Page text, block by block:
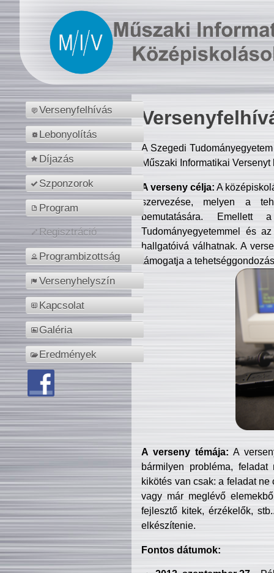
Versenyfelhívás
Lebonyolítás
Díjazás
Szponzorok
Program
Regisztráció
Programbizottság
Versenyhelyszín
Kapcsolat
Galéria
Eredmények
A Szegedi
Műszaki Informatikai
A verseny célja: A
szervezése, melyen a
bemutatására. Emellett
Tudományegyetemmel és
hallgatóivá válhatnak. A
támogatja a
A verseny témája: A
bármilyen probléma, feladat
kikötés van csak: a feladat
vagy már meglévő
fejlesztő kitek, érzékelők,
elkészítenie.
Fontos dátumok: